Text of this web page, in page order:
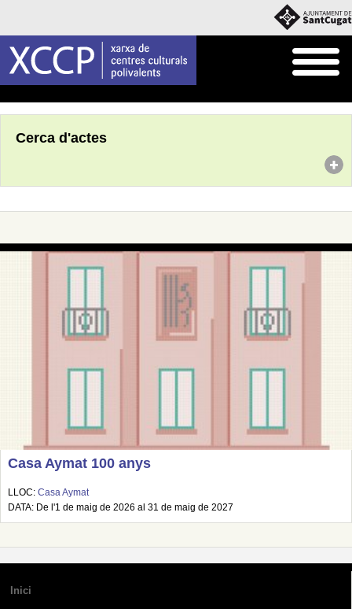
Cerca d'actes
Casa Aymat 100 anys
LLOC: Casa Aymat
DATA: De l'1 de maig de 2026 al 31 de maig de 2027
Inici